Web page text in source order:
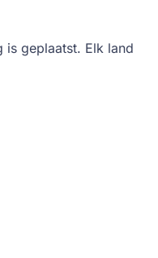
is geplaatst. Elk land